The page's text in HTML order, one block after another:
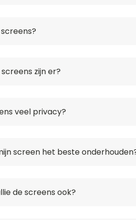
tot 90% van het zonlicht.
kunt hierbij nog gewoon naar
hangt af van het type screen
direct online jouw prijs in
zijn er?
screens vind je boordevol
bijvoorbeeld minder licht en
of laat het frame coaten in een
veel privacy?
belemmeren het zicht van
donker is en binnen brand er
type screendoek dat je kiest.
screen het beste
niet veel onderhoud nodig. Wil je
lauw water en groene zeep.
de screens ook?